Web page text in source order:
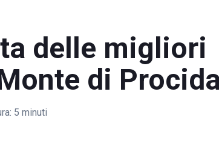
delle migliori
di
5 minuti